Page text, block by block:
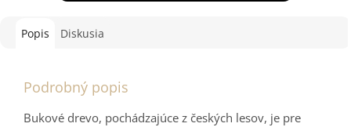
Popis Diskusia
Podrobný popis
Bukové drevo, pochádzajúce z českých lesov, je pre